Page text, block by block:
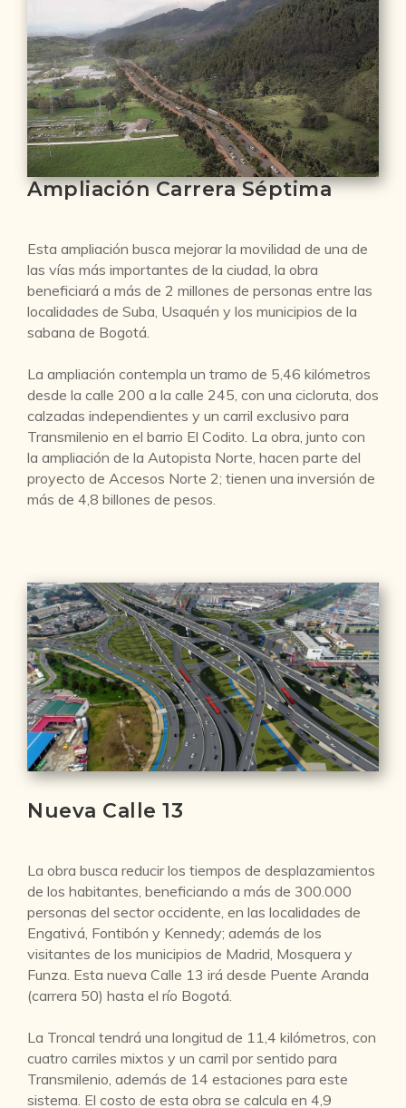
Ampliación Carrera Séptima
Esta ampliación busca mejorar la movilidad de una de
las vías más importantes de la ciudad, la obra
beneficiará a más de 2 millones de personas entre las
localidades de Suba, Usaquén y los municipios de la
sabana de Bogotá.
La ampliación contempla un tramo de 5,46 kilómetros
desde la calle 200 a la calle 245, con una cicloruta, dos
calzadas independientes y un carril exclusivo para
Transmilenio en el barrio El Codito. La obra, junto con
la ampliación de la Autopista Norte, hacen parte del
proyecto de Accesos Norte 2; tienen una inversión de
más de 4,8 billones de pesos.
Nueva Calle 13
La obra busca reducir los tiempos de desplazamientos
de los habitantes, beneficiando a más de 300.000
personas del sector occidente, en las localidades de
Engativá, Fontibón y Kennedy; además de los
visitantes de los municipios de Madrid, Mosquera y
Funza. Esta nueva Calle 13 irá desde Puente Aranda
(carrera 50) hasta el río Bogotá.
La Troncal tendrá una longitud de 11,4 kilómetros, con
cuatro carriles mixtos y un carril por sentido para
Transmilenio, además de 14 estaciones para este
sistema. El costo de esta obra se calcula en 4,9